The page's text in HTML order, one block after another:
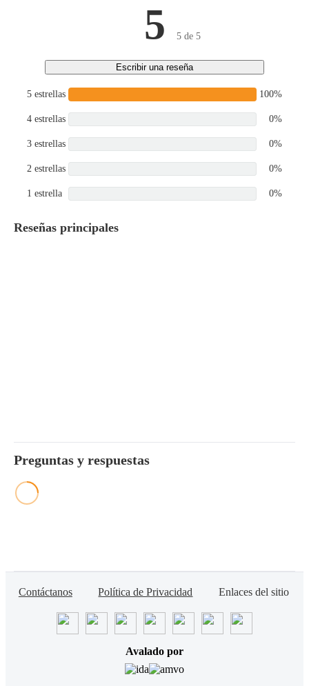
5 5 de 5
Escribir una reseña
5 estrellas 100%
4 estrellas 0%
3 estrellas 0%
2 estrellas 0%
1 estrella 0%
Reseñas principales
Preguntas y respuestas
Contáctanos Política de Privacidad Enlaces del sitio
Avalado por